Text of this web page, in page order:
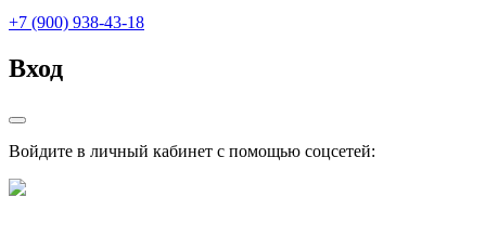
+7 (900) 938-43-18
Вход
Войдите в личный кабинет с помощью соцсетей: